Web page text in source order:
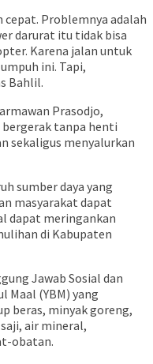
Problemnya adalah
darurat itu tidak bisa
Karena jalan untuk
ini. Tapi,
Bahlil.
Prasodjo,
tanpa henti
sekaligus menyalurkan
sumber daya yang
masyarakat dapat
dapat meringankan
di Kabupaten
Jawab Sosial dan
Maal (YBM) yang
beras, minyak goreng,
air mineral,
obatan.